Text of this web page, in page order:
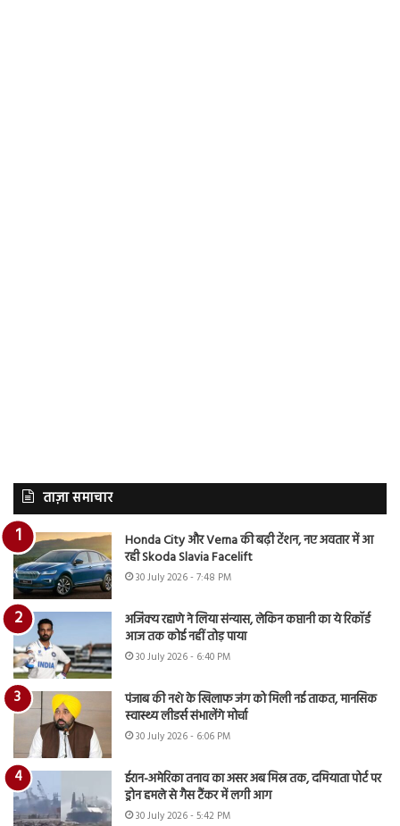
ताज़ा समाचार
Honda City और Verna की बढ़ी टेंशन, नए अवतार में आ
रही Skoda Slavia Facelift
30 July 2026 - 7:48 PM
अजिंक्य रहाणे ने लिया संन्यास, लेकिन कप्तानी का ये रिकॉर्ड
आज तक कोई नहीं तोड़ पाया
30 July 2026 - 6:40 PM
पंजाब की नशे के खिलाफ जंग को मिली नई ताकत, मानसिक
स्वास्थ्य लीडर्स संभालेंगे मोर्चा
30 July 2026 - 6:06 PM
ईरान-अमेरिका तनाव का असर अब मिस्र तक, दमियाता पोर्ट पर
ड्रोन हमले से गैस टैंकर में लगी आग
30 July 2026 - 5:42 PM